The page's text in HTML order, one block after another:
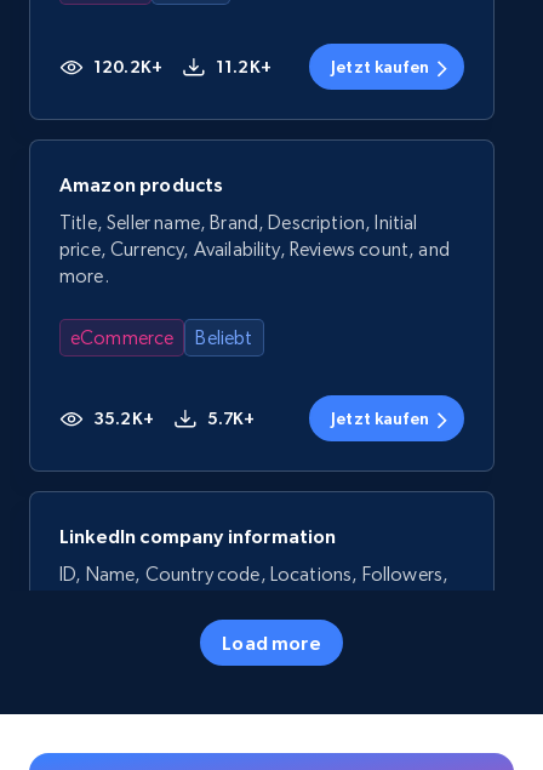
120.2K+ 11.2K+ Jetzt kaufen
Amazon products
Title, Seller name, Brand, Description, Initial
price, Currency, Availability, Reviews count, and
more.
eCommerce Beliebt
35.2K+ 5.7K+ Jetzt kaufen
LinkedIn company information
ID, Name, Country code, Locations, Followers,
Load more